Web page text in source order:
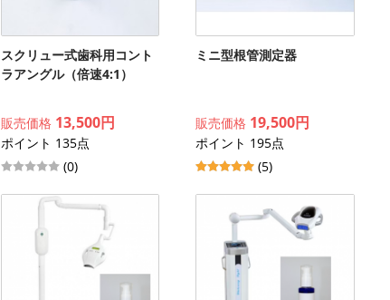
スクリュー式歯科用コント
ラアングル（倍速4:1）
販売価格 13,500円
ポイント 135点
(0)
ミニ型根管測定器
販売価格 19,500円
ポイント 195点
(5)